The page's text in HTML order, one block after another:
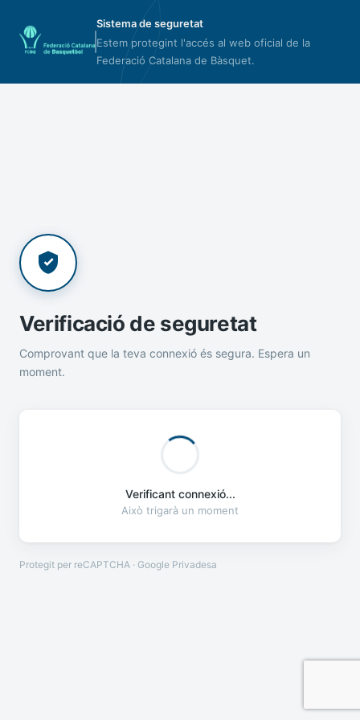
Sistema de seguretat
Estem protegint l'accés al web oficial de la
Federació Catalana de Bàsquet.
Verificació de seguretat
Comprovant que la teva connexió és segura. Espera un
moment.
Verificant connexió...
Això trigarà un moment
Protegit per reCAPTCHA · Google Privadesa